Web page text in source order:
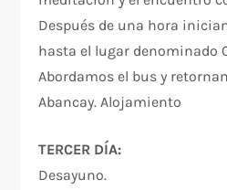
Después de una hora
hasta el lugar denominado
Abordamos el bus y
Abancay. Alojamiento
TERCER DÍA:
Desayuno.